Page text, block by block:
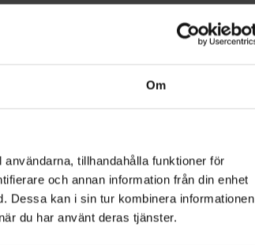
Om
tillhandahålla funktioner för
och annan information från din enhet
Dessa kan i sin tur kombinera informationen
du har använt deras tjänster.